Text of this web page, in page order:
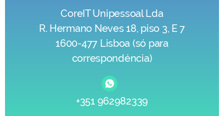
CoreIT Unipessoal Lda
R. Hermano Neves 18, piso 3, E 7
1600-477 Lisboa (só para
correspondéncia)
+351 962982339